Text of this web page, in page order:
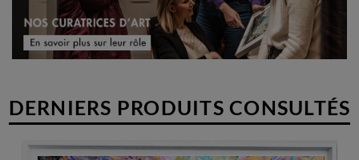
DERNIERS PRODUITS CONSULTÉS